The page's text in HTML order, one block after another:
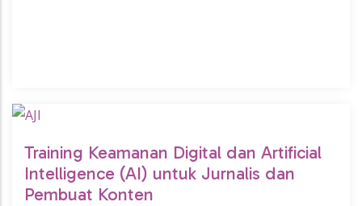
Training Keamanan Digital dan Artificial
Intelligence (AI) untuk Jurnalis dan
Pembuat Konten